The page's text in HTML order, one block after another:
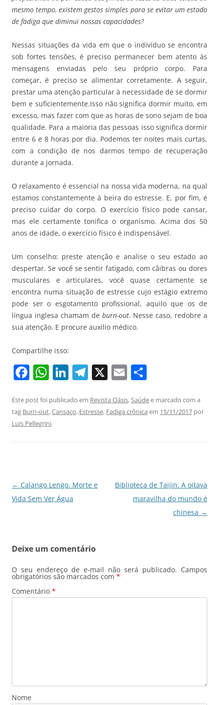
mesmo tempo, existem gestos simples para se evitar um estado
de fadiga que diminui nossas capacidades?
Nessas situações da vida em que o indivíduo se encontra
sob fortes tensões, é preciso permanecer bem atento às
mensagens enviadas pelo seu próprio corpo. Para
começar, é preciso se alimentar corretamente. A seguir,
prestar uma atenção particular à necessidade de se dormir
bem e suficientemente.Isso não significa dormir muito, em
excesso, mas fazer com que as horas de sono sejam de boa
qualidade. Para a maioria das pessoas isso significa dormir
entre 6 e 8 horas por dia. Podemos ter noites mais curtas,
com a condição de nos darmos tempo de recuperação
durante a jornada.
O relaxamento é essencial na nossa vida moderna, na qual
estamos constantemente à beira do estresse. E, por fim, é
preciso cuidar do corpo. O exercício físico pode cansar,
mas ele certamente tonifica o organismo. Acima dos 50
anos de idade, o exercício físico é indispensável.
Um conselho: preste atenção e analise o seu estado ao
despertar. Se você se sentir fatigado, com cãibras ou dores
musculares e articulares, você quase certamente se
encontra numa situação de estresse cujo estágio extremo
pode ser o esgotamento profissional, aquilo que os de
língua inglesa chamam de burn-out. Nesse caso, redobre a
sua atenção. E procure auxílio médico.
Compartilhe isso:
F
c
e
k
W
at
s
Li
k
e
T
e
gr
X E
ai
l
ar
e
Este post foi publicado em Revista Oásis,Saúdee marcado com a
tag Burn-out,Cansaço, Estresse, Fadiga crônica em 15/11/2017 por
Luis Pellegrini.
Navegação
de
← Calango Lengo. Morte e
Vida Sem Ver Água
Biblioteca de Taijin. A oitava
maravilha do mundo é
chinesa →
Deixe um comentário
O seu endereço de e-mail não será publicado. Campos
obrigatórios são marcados com *
Comentário *
Nome